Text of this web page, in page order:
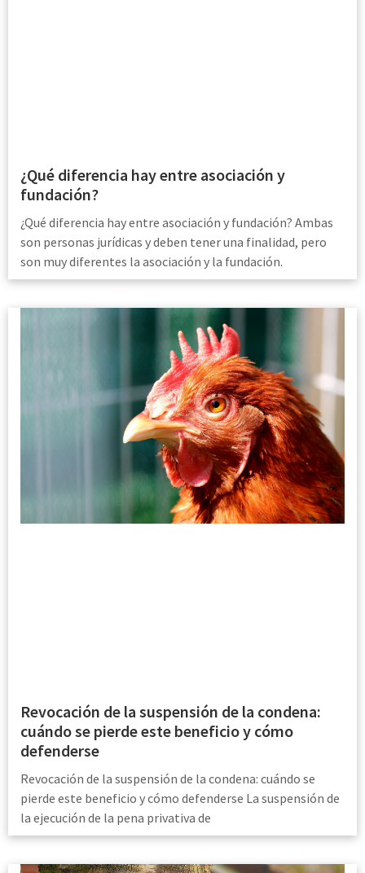
¿Qué diferencia hay entre asociación y
fundación?
¿Qué diferencia hay entre asociación y fundación? Ambas
son personas jurídicas y deben tener una finalidad, pero
son muy diferentes la asociación y la fundación.
Revocación de la suspensión de la condena:
cuándo se pierde este beneficio y cómo
defenderse
Revocación de la suspensión de la condena: cuándo se
pierde este beneficio y cómo defenderse La suspensión de
la ejecución de la pena privativa de